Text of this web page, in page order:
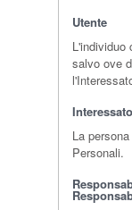
Utente
L'individuo
salvo ove
Interessato
La
Personali.